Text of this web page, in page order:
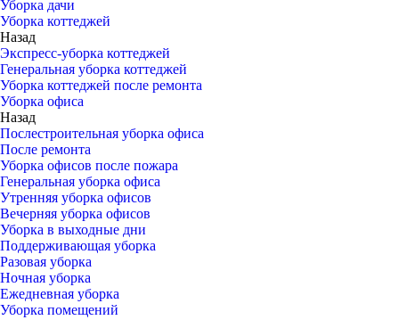
Уборка дачи
Уборка коттеджей
Назад
Экспресс-уборка коттеджей
Генеральная уборка коттеджей
Уборка коттеджей после ремонта
Уборка офиса
Назад
Послестроительная уборка офиса
После ремонта
Уборка офисов после пожара
Генеральная уборка офиса
Утренняя уборка офисов
Вечерняя уборка офисов
Уборка в выходные дни
Поддерживающая уборка
Разовая уборка
Ночная уборка
Ежедневная уборка
Уборка помещений